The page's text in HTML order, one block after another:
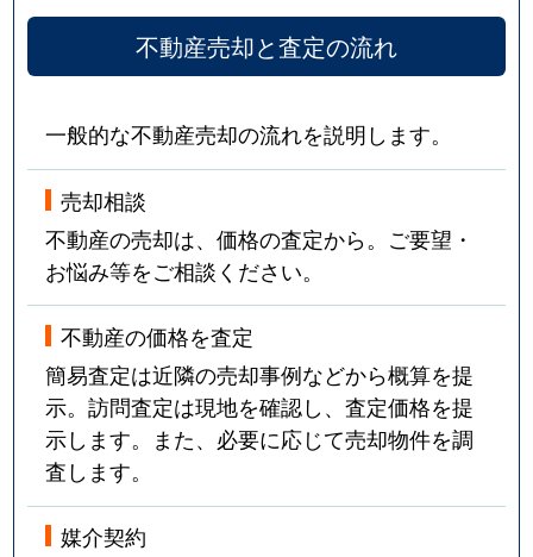
不動産売却と査定の流れ
一般的な不動産売却の流れを説明します。
売却相談
不動産の売却は、価格の査定から。ご要望・
お悩み等をご相談ください。
不動産の価格を査定
簡易査定は近隣の売却事例などから概算を提
示。訪問査定は現地を確認し、査定価格を提
示します。また、必要に応じて売却物件を調
査します。
媒介契約